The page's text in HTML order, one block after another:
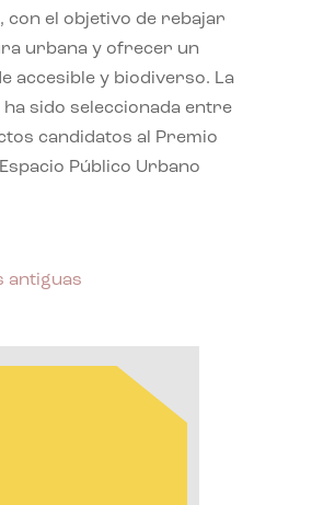
con el objetivo de rebajar
urbana y ofrecer un
accesible y biodiverso. La
sido seleccionada entre
candidatos al Premio
Público Urbano
antiguas